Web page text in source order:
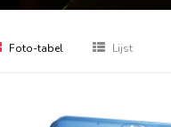
Foto-tabel Lijst